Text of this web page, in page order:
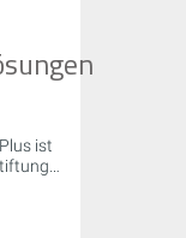
ist
(COP